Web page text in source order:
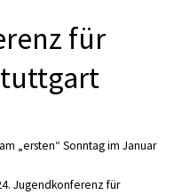
für
„ersten“ Sonntag im Januar
Jugendkonferenz für